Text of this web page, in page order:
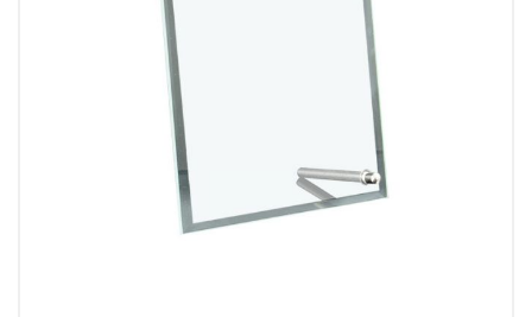
Statuetki szklane
Etui na stat. szklane
STATUETKI AKRYLOWE
FIGURKI SPORTOWE